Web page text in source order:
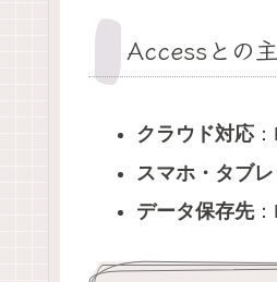
Accessとの
クラウド対応：
スマホ・タブ
データ保存先：